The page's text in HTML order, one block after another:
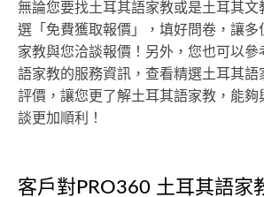
無論您要找土耳其語家教或是土耳其文
選「免費獲取報價」，填好問卷，讓多
家教與您洽談報價！另外，您也可以參
語家教的服務資訊，查看精選土耳其語
評價，讓您更了解土耳其語家教，能夠
談更加順利！
客戶對PRO360 土耳其語家